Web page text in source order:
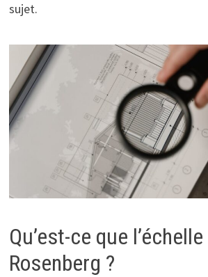
sujet.
Qu’est-ce que
Rosenberg ?